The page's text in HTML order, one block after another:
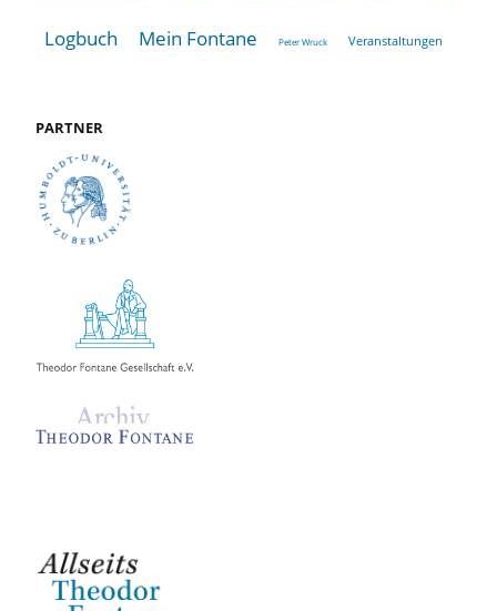
Logbuch Mein Fontane Peter Wruck Veranstaltungen
PARTNER